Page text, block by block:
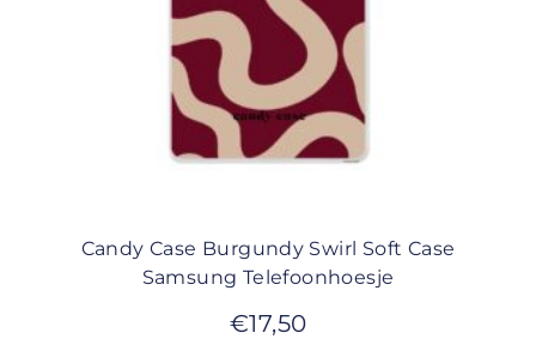
Candy Case Burgundy Swirl Soft Case
Samsung Telefoonhoesje
€17,50